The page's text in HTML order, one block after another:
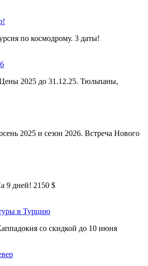
по космодрому. 3 даты!
2025 до 31.12.25. Тюльпаны,
2025 и сезон 2026. Встреча Нового
9 дней! 2150 $
в Турцию
со скидкой до 10 июня